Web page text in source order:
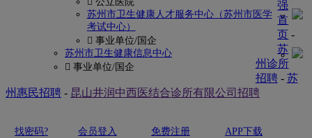
苏州市卫生健康人才服务中心（苏州市医学
考试中心）
 事业单位/国企
苏州市卫生健康信息中心
 事业单位/国企
强
首
页 -
苏
州诊所
招聘- 苏
州惠民招聘 - 昆山井润中西医结合诊所有限公司招聘
找密码? 会员登入 免费注册
APP下载